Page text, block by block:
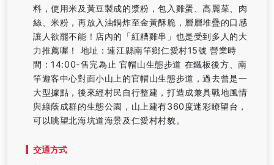
料，使用米及黃豆製成的漿粉，包入雞蛋、高麗菜、肉
絲、米粉，再放入油鍋炸至金黃酥脆，層層堆疊的口感
讓人欲罷不能！店內的「紅糟雞串」也是受到多人的大
力推薦喔！ 地址：連江縣南竿鄉仁愛村15號 營業時
間：14:00-售完為止 官帽山生態步道 在鐵板後方、南
竿遊客中心對面小山上的官帽山生態步道，過去曾是一
大型據點，後來經村民自行整建，打造成兼具戰地風情
與綠蔭成群的生態公園，山上建有360度迷彩瞭望台，
可以眺望北海坑道海景及仁愛村村貌。
交通方式